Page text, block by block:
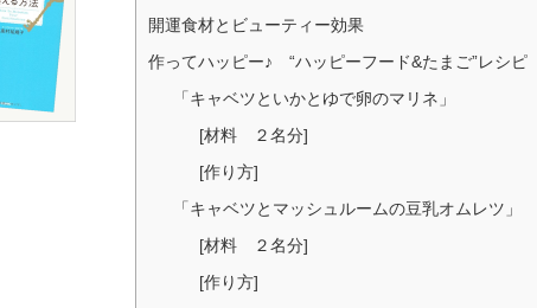
開運食材とビューティー効果
作ってハッピー♪ “ハッピーフード&たまご”レシピ
「キャベツといかとゆで卵のマリネ」
[材料 ２名分]
[作り方]
「キャベツとマッシュルームの豆乳オムレツ」
[材料 ２名分]
[作り方]